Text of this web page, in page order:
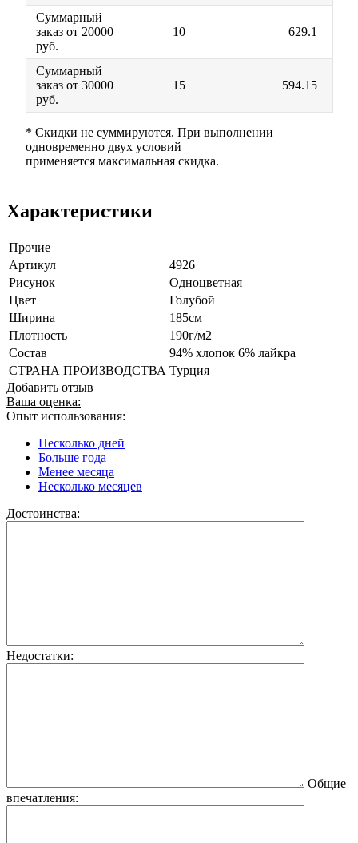
Суммарный
заказ от 20000
руб.
10 629.1
Суммарный
заказ от 30000
руб.
15 594.15
* Скидки не суммируются. При выполнении
одновременно двух условий
применяется максимальная скидка.
Характеристики
Прочие
Артикул
4926
Рисунок
Одноцветная
Цвет
Голубой
Ширина
185см
Плотность
190г/м2
Состав
94% хлопок 6% лайкра
СТРАНА ПРОИЗВОДСТВА Турция
Добавить отзыв
Ваша оценка:
Опыт использования:
Несколько дней
Больше года
Менее месяца
Несколько месяцев
Достоинства:
Недостатки:
Общие
впечатления: